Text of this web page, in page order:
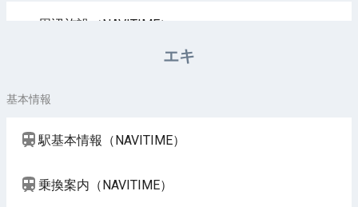
周辺施設（NAVITIME）
エキ
基本情報
駅基本情報（NAVITIME）
乗換案内（NAVITIME）